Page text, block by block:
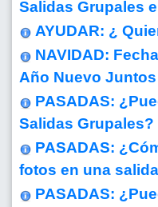
Salidas Grupales
AYUDAR: ¿
NAVIDAD:
Año Nuevo Juntos
PASADAS:
Salidas Grupales?
PASADAS:
fotos en una
PASADAS: